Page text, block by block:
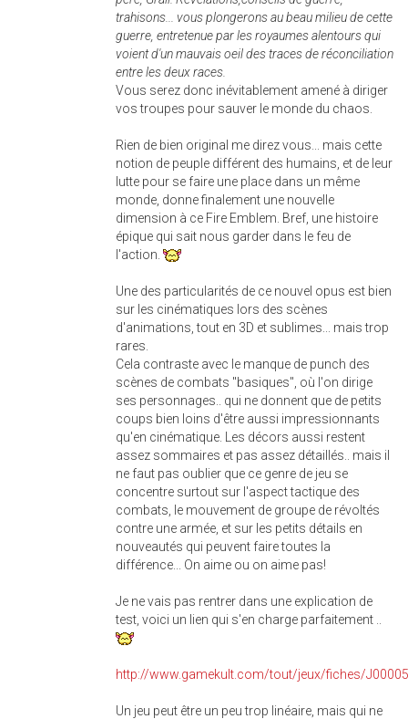
trahisons... vous plongerons au beau milieu de cette
guerre, entretenue par les royaumes alentours qui
voient d'un mauvais oeil des traces de réconciliation
entre les deux races.
Vous serez donc inévitablement amené à diriger
vos troupes pour sauver le monde du chaos.
Rien de bien original me direz vous... mais cette
notion de peuple différent des humains, et de leur
lutte pour se faire une place dans un même
monde, donne finalement une nouvelle
dimension à ce Fire Emblem. Bref, une histoire
épique qui sait nous garder dans le feu de
l'action.
Une des particularités de ce nouvel opus est bien
sur les cinématiques lors des scènes
d'animations, tout en 3D et sublimes... mais trop
rares.
Cela contraste avec le manque de punch des
scènes de combats "basiques", où l'on dirige
ses personnages.. qui ne donnent que de petits
coups bien loins d'être aussi impressionnants
qu'en cinématique. Les décors aussi restent
assez sommaires et pas assez détaillés.. mais il
ne faut pas oublier que ce genre de jeu se
concentre surtout sur l'aspect tactique des
combats, le mouvement de groupe de révoltés
contre une armée, et sur les petits détails en
nouveautés qui peuvent faire toutes la
différence... On aime ou on aime pas!
Je ne vais pas rentrer dans une explication de
test, voici un lien qui s'en charge parfaitement ..
http://www.gamekult.com/tout/jeux/fiches/
Un jeu peut être un peu trop linéaire, mais qui ne